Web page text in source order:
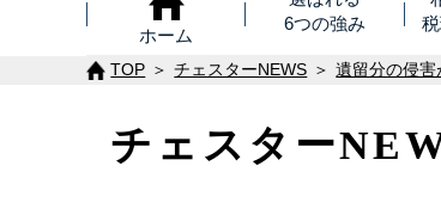
ホーム
6つの強み
TOP チェスターNEWS 遺留分の侵害
チェスター